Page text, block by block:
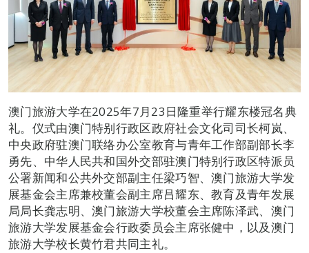
澳门旅游大学在2025年7月23日隆重举行耀东楼冠名典
礼。仪式由澳门特别行政区政府社会文化司司长柯岚、
中央政府驻澳门联络办公室教育与青年工作部副部长李
勇先、中华人民共和国外交部驻澳门特别行政区特派员
公署新闻和公共外交部副主任梁巧智、澳门旅游大学发
展基金会主席兼校董会副主席吕耀东、教育及青年发展
局局长龚志明、澳门旅游大学校董会主席陈泽武、澳门
旅游大学发展基金会行政委员会主席张健中，以及澳门
旅游大学校长黄竹君共同主礼。